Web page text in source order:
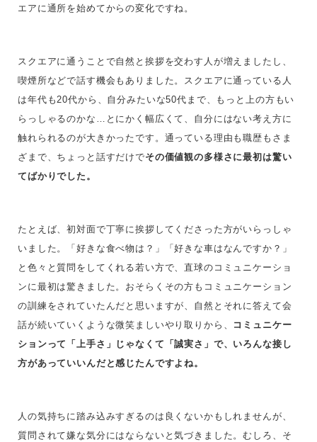
エアに通所を始めてからの変化ですね。
スクエアに通うことで自然と挨拶を交わす人が増えましたし、
喫煙所などで話す機会もありました。スクエアに通っている人
は年代も20代から、自分みたいな50代まで、もっと上の方もい
らっしゃるのかな…とにかく幅広くて、自分にはない考え方に
触れられるのが大きかったです。通っている理由も職歴もさま
ざまで、ちょっと話すだけでその価値観の多様さに最初は驚い
てばかりでした。
たとえば、初対面で丁寧に挨拶してくださった方がいらっしゃ
いました。「好きな食べ物は？」「好きな車はなんですか？」
と色々と質問をしてくれる若い方で、直球のコミュニケーショ
ンに最初は驚きました。おそらくその方もコミュニケーション
の訓練をされていたんだと思いますが、自然とそれに答えて会
話が続いていくような微笑ましいやり取りから、
コミュニケー
ションって「上手さ」じゃなくて「誠実さ」で、いろんな接し
方があっていいんだと感じたんですよね。
人の気持ちに踏み込みすぎるのは良くないかもしれませんが、
質問されて嫌な気分にはならないと気づきました。むしろ、そ